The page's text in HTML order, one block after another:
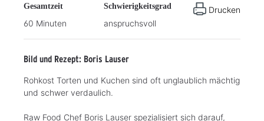
Gesamtzeit
60 Minuten
Schwierigkeitsgrad
anspruchsvoll
Drucken
Bild und Rezept: Boris Lauser
Rohkost Torten und Kuchen sind oft unglaublich mächtig
und schwer verdaulich.
Raw Food Chef Boris Lauser spezialisiert sich darauf,